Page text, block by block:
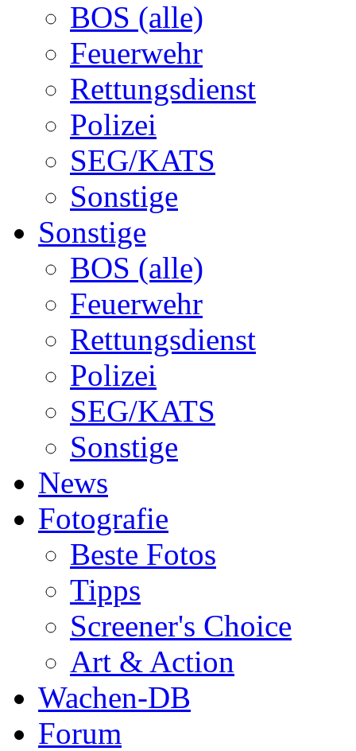
BOS (alle)
Feuerwehr
Rettungsdienst
Polizei
SEG/KATS
Sonstige
Sonstige
BOS (alle)
Feuerwehr
Rettungsdienst
Polizei
SEG/KATS
Sonstige
News
Fotografie
Beste Fotos
Tipps
Screener's Choice
Art & Action
Wachen-DB
Forum